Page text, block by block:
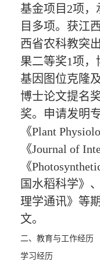
基金项目 2项，
目多项。获江
西省农科教突
果二等奖1项，
基因图位克隆
博士论文提名
奖。申请发明
《Plant
《Journal of
《
国水稻科学》
理学通讯》等
文。
二、教育与工作经历
学习经历